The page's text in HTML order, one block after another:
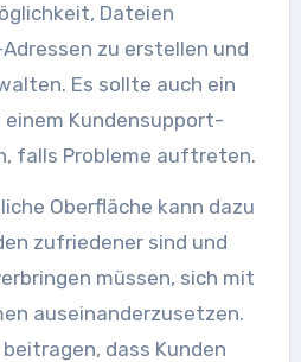
Dateien
zu erstellen und
Es sollte auch ein
Kundensupport-
falls Probleme auftreten.
Oberfläche kann dazu
zufriedener sind und
müssen, sich mit
auseinanderzusetzen.
dass Kunden